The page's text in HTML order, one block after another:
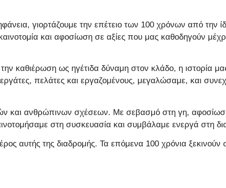
γιορτάζουμε την επέτειο των 100 χρόνων από την
και αφοσίωση σε αξίες που μας καθοδηγούν
καθιέρωση ως ηγέτιδα δύναμη στον κλάδο, η ιστορία
πελάτες και εργαζομένους, μεγαλώσαμε, και
και ανθρώπινων σχέσεων. Με σεβασμό στη γη, αφοσίωση
στη συσκευασία και συμβάλαμε ενεργά στη
αυτής της διαδρομής. Τα επόμενα 100 χρόνια ξεκινούν